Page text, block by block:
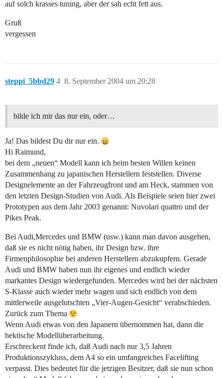
auf solch krasses tuning, aber der sah echt fett aus.
Gruß
vergessen
steppi_5bbd29 8. September 2004 um 20:28
4
bilde ich mir das nur ein, oder…
Ja! Das bildest Du dir nur ein.
Hi Raimund,
bei dem „neuen“ Modell kann ich beim besten Willen keinen
Zusammenhang zu japanischen Herstellern feststellen. Diverse
Designelemente an der Fahrzeugfront und am Heck, stammen von
den letzten Design-Studien von Audi. Als Beispiele seien hier zwei
Prototypen aus dem Jahr 2003 genannt: Nuvolari quattro und der
Pikes Peak.
Bei Audi,Mercedes und BMW (usw.) kann man davon ausgehen,
daß sie es nicht nötig haben, ihr Design bzw. ihre
Firmenphilosophie bei anderen Herstellern abzukupfern. Gerade
Audi und BMW haben nun ihr eigenes und endlich wieder
markantes Design wiedergefunden. Mercedes wird bei der nächsten
S-Klasse auch wieder mehr wagen und sich endlich von dem
mittlerweile ausgelutschten „Vier-Augen-Gesicht“ verabschieden.
Zurück zum Thema
Wenn Audi etwas von den Japanern übernommen hat, dann die
hektische Modellüberarbeitung.
Erschreckent finde ich, daß Audi nach nur 3,5 Jahren
Produktionszykluss, dem A4 so ein umfangreiches Facelifting
verpasst. Dies bedeutet für die jetzigen Besitzer, daß sie nun schon